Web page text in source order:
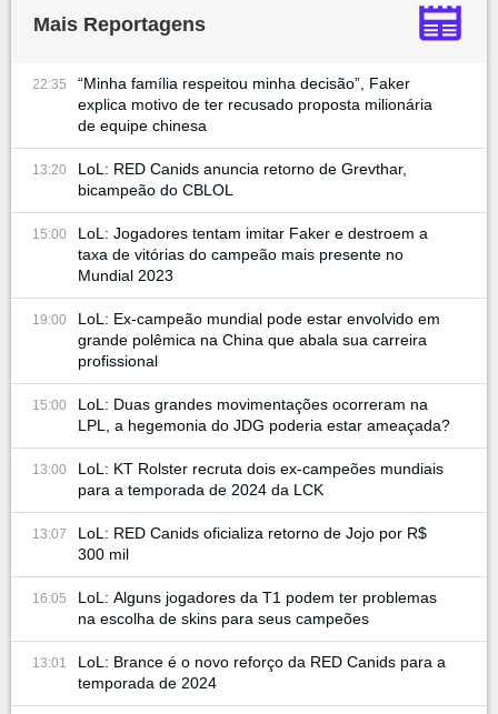
Mais Reportagens
22:35
“Minha família respeitou minha decisão”, Faker
explica motivo de ter recusado proposta milionária
de equipe chinesa
13:20
LoL: RED Canids anuncia retorno de Grevthar,
bicampeão do CBLOL
15:00
LoL: Jogadores tentam imitar Faker e destroem a
taxa de vitórias do campeão mais presente no
Mundial 2023
19:00
LoL: Ex-campeão mundial pode estar envolvido em
grande polêmica na China que abala sua carreira
profissional
15:00
LoL: Duas grandes movimentações ocorreram na
LPL, a hegemonia do JDG poderia estar ameaçada?
13:00
LoL: KT Rolster recruta dois ex-campeões mundiais
para a temporada de 2024 da LCK
13:07
LoL: RED Canids oficializa retorno de Jojo por R$
300 mil
16:05
LoL: Alguns jogadores da T1 podem ter problemas
na escolha de skins para seus campeões
13:01
LoL: Brance é o novo reforço da RED Canids para a
temporada de 2024